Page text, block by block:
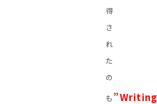
得
さ
れ
た
の
も ”Writing